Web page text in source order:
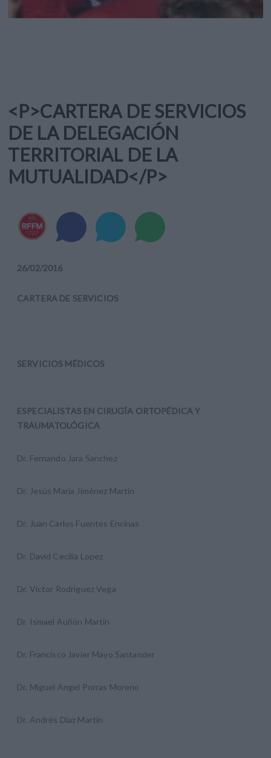
<P>CARTERA DE SERVICIOS
DE LA DELEGACIÓN
TERRITORIAL DE LA
MUTUALIDAD</P>
26/02/2016
CARTERA DE SERVICIOS
SERVICIOS MÉDICOS
ESPECIALISTAS EN CIRUGÍA ORTOPÉDICA Y
TRAUMATOLÓGICA
Dr. Fernando Jara Sanchez
Dr. Jesús María Jiménez Martín
Dr. Juan Carlos Fuentes Encinas
Dr. David Cecilia Lopez
Dr. Víctor Rodriguez Vega
Dr. Ismael Auñón Martin
Dr. Francisco Javier Mayo Santander
Dr. Miguel Angel Porras Moreno
Dr. Andrés Diaz Martín